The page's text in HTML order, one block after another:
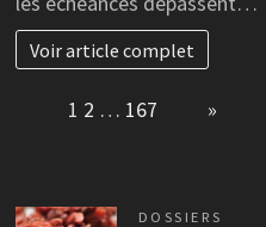
Voir article complet
1 2 … 167 »
DOSSIERS